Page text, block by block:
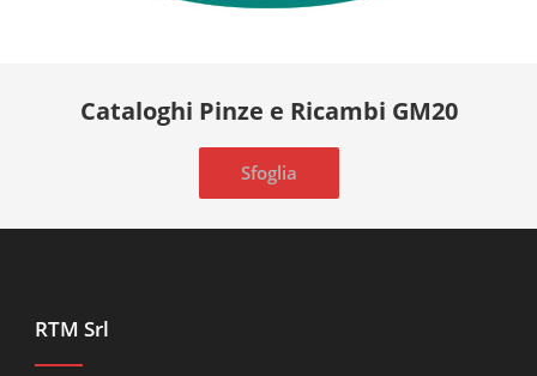
Cataloghi Pinze e Ricambi GM20
Sfoglia
RTM Srl